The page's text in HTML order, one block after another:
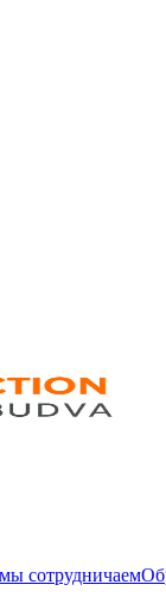
сотрудничаем